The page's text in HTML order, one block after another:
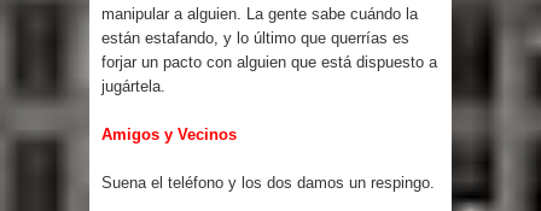
manipular a alguien. La gente sabe cuándo la
están estafando, y lo último que querrías es
forjar un pacto con alguien que está dispuesto a
jugártela.
Amigos y Vecinos
Suena el teléfono y los dos damos un respingo.